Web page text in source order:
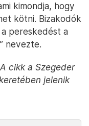
kimondja, hogy
kötni. Bizakodók
pereskedést a
nevezte.
cikk a Szegeder
jelenik